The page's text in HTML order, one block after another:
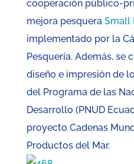
cooperación público-
mejora pesqueraSmall
implementado por la
Pesquería. Además, se
diseño e impresión de
del Programa de las
Desarrollo (PNUD
proyecto Cadenas
Productos del Mar.